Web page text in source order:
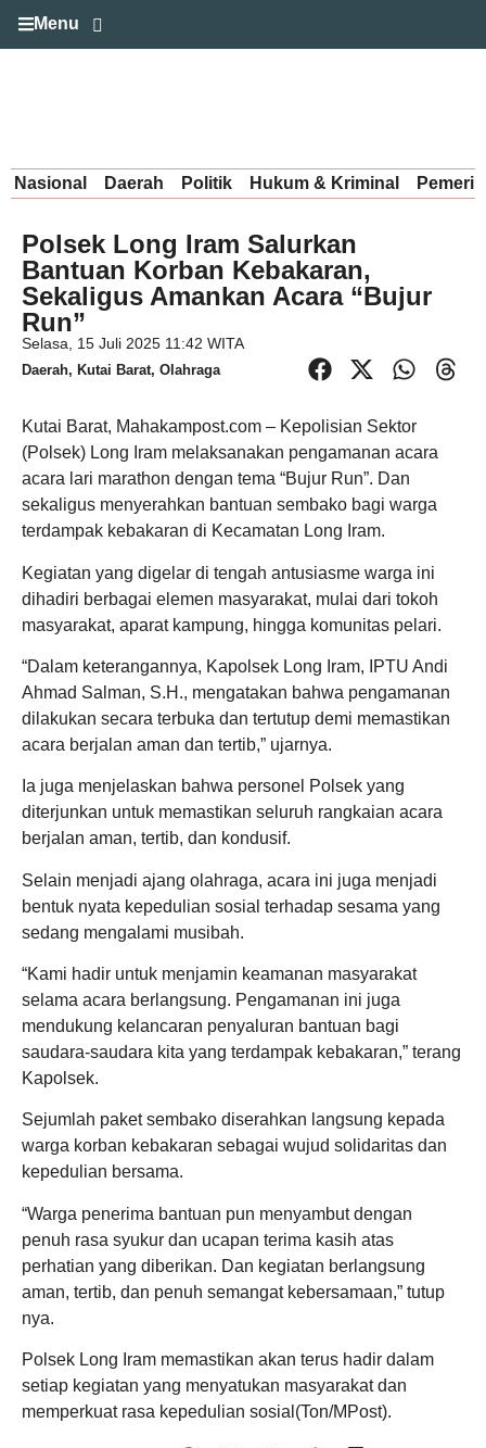
Menu
Nasional Daerah Politik Hukum & Kriminal
Polsek Long Iram Salurkan
Bantuan Korban Kebakaran,
Sekaligus Amankan Acara “Bujur
Run”
Selasa, 15 Juli 2025 11:42 WITA
Daerah, Kutai Barat, Olahraga
Kutai Barat, Mahakampost.com – Kepolisian Sektor
(Polsek) Long Iram melaksanakan pengamanan acara
acara lari marathon dengan tema “Bujur Run”. Dan
sekaligus menyerahkan bantuan sembako bagi warga
terdampak kebakaran di Kecamatan Long Iram.
Kegiatan yang digelar di tengah antusiasme warga ini
dihadiri berbagai elemen masyarakat, mulai dari tokoh
masyarakat, aparat kampung, hingga komunitas pelari.
“Dalam keterangannya, Kapolsek Long Iram, IPTU Andi
Ahmad Salman, S.H., mengatakan bahwa pengamanan
dilakukan secara terbuka dan tertutup demi memastikan
acara berjalan aman dan tertib,” ujarnya.
Ia juga menjelaskan bahwa personel Polsek yang
diterjunkan untuk memastikan seluruh rangkaian acara
berjalan aman, tertib, dan kondusif.
Selain menjadi ajang olahraga, acara ini juga menjadi
bentuk nyata kepedulian sosial terhadap sesama yang
sedang mengalami musibah.
“Kami hadir untuk menjamin keamanan masyarakat
selama acara berlangsung. Pengamanan ini juga
mendukung kelancaran penyaluran bantuan bagi
saudara-saudara kita yang terdampak kebakaran,” terang
Kapolsek.
Sejumlah paket sembako diserahkan langsung kepada
warga korban kebakaran sebagai wujud solidaritas dan
kepedulian bersama.
“Warga penerima bantuan pun menyambut dengan
penuh rasa syukur dan ucapan terima kasih atas
perhatian yang diberikan. Dan kegiatan berlangsung
aman, tertib, dan penuh semangat kebersamaan,” tutup
nya.
Polsek Long Iram memastikan akan terus hadir dalam
setiap kegiatan yang menyatukan masyarakat dan
memperkuat rasa kepedulian sosial(Ton/MPost).